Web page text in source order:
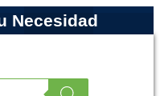
Necesidad